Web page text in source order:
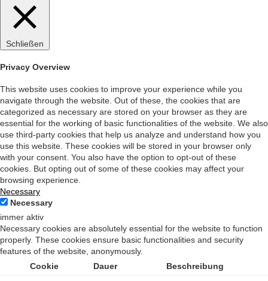
Schließen
Privacy Overview
This website uses cookies to improve your experience while you
navigate through the website. Out of these, the cookies that are
categorized as necessary are stored on your browser as they are
essential for the working of basic functionalities of the website. We also
use third-party cookies that help us analyze and understand how you
use this website. These cookies will be stored in your browser only
with your consent. You also have the option to opt-out of these
cookies. But opting out of some of these cookies may affect your
browsing experience.
Necessary
Necessary
immer aktiv
Necessary cookies are absolutely essential for the website to function
properly. These cookies ensure basic functionalities and security
features of the website, anonymously.
Cookie
Dauer Beschreibung